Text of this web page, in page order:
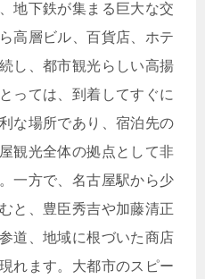
地下鉄が集まる巨大な交
高層ビル、百貨店、ホテ
し、都市観光らしい高揚
っては、到着してすぐに
な場所であり、宿泊先の
観光全体の拠点として非
一方で、名古屋駅から少
と、豊臣秀吉や加藤清正
道、地域に根づいた商店
れます。大都市のスピー